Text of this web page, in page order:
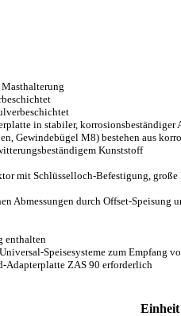
in stabiler, korrosionsbeständiger
Gewindebügel M8) bestehen aus
Kunststoff
mit Schlüsselloch-Befestigung,
Abmessungen durch Offset-
enthalten
Speisesysteme zum Empfang
Adapterplatte ZAS 90 erforderlich
Einheit